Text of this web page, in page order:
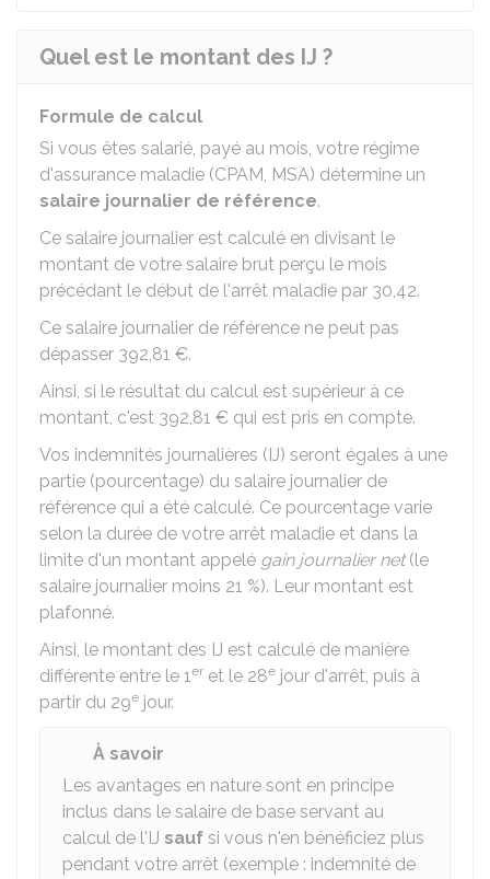
Quel est le montant des IJ ?
Formule de calcul
Si vous êtes salarié, payé au mois, votre régime
d'assurance maladie (CPAM, MSA) détermine un
salaire journalier de référence.
Ce salaire journalier est calculé en divisant le
montant de votre salaire brut perçu le mois
précédant le début de l'arrêt maladie par 30,42.
Ce salaire journalier de référence ne peut pas
dépasser 392,81 €.
Ainsi, si le résultat du calcul est supérieur à ce
montant, c'est 392,81 € qui est pris en compte.
Vos indemnités journalières (IJ) seront égales à une
partie (pourcentage) du salaire journalier de
référence qui a été calculé. Ce pourcentage varie
selon la durée de votre arrêt maladie et dans la
limite d'un montant appelé gain journalier net(le
salaire journalier moins 21 %). Leur montant est
plafonné.
Ainsi, le montant des IJ est calculé de manière
différente entre le 1er et le 28e jour d'arrêt, puis à
partir du 29e jour.
À savoir
Les avantages en nature sont en principe
inclus dans le salaire de base servant au
calcul de l'IJ sauf si vous n'en bénéficiez plus
pendant votre arrêt (exemple : indemnité de